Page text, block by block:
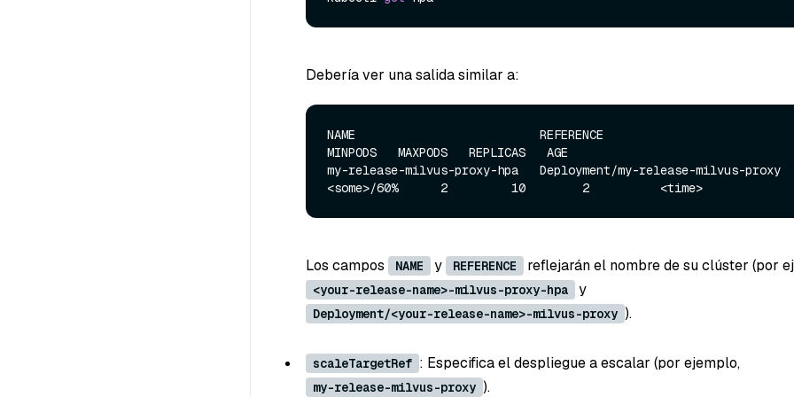
Debería ver una salida similar a:
NAME                          REFERENCE
MINPODS   MAXPODS   REPLICAS   AGE
my-release-milvus-proxy-hpa   Deployment/my-release-milvus-proxy
Los campos NAME y REFERENCE reflejarán el nombre de su clúster (por
<your-release-name>-milvus-proxy-hpa y
Deployment/<your-release-name>-milvus-proxy ).
scaleTargetRef : Especifica el despliegue a escalar (por ejemplo,
my-release-milvus-proxy ).